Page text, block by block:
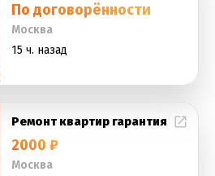
По договорённости
Москва
15 ч. назад
Ремонт квартир гарантия
2000 ₽
Москва